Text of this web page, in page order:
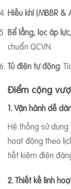
Hiếu khí (MBBR &
Bể lẳng, lọc áp
chuẩn QCVN.
Tủ điện tự động:
Điểm cộng
1. Vận hành dễ
Hệ thống sử dụng
hoạt động theo
tiết kiệm điện
2. Thiết kế linh